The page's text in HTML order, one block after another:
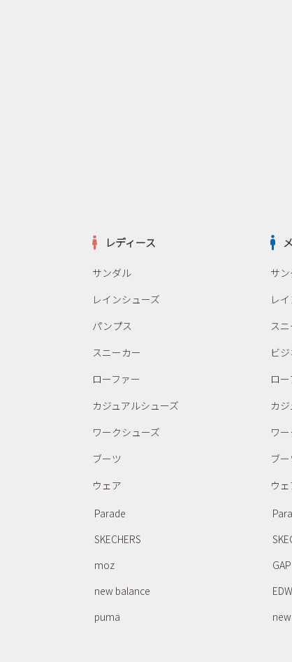
レディース
サンダル
レインシューズ
パンプス
スニーカー
ローファー
カジュアルシューズ
ワークシューズ
ブーツ
ウェア
Parade
SKECHERS
moz
new balance
puma
サ
レ
ス
ビ
ロ
カ
ワ
ブ
ウ
GAP